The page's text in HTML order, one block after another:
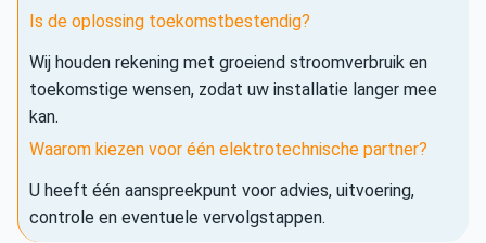
Is de oplossing toekomstbestendig?
Wij houden rekening met groeiend stroomverbruik en
toekomstige wensen, zodat uw installatie langer mee
kan.
Waarom kiezen voor één elektrotechnische partner?
U heeft één aanspreekpunt voor advies, uitvoering,
controle en eventuele vervolgstappen.